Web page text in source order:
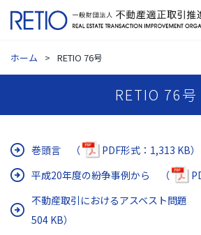
ホーム RETIO 76号
RETIO 76号
巻頭言 （
PDF形式：1,313 KB）
平成20年度の紛争事例から （
不動産取引におけるアスベスト問題
504 KB）